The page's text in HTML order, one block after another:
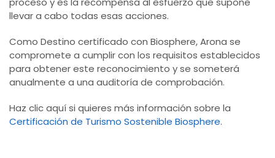
llevar a cabo todas esas acciones.
Como Destino certificado con Biosphere, Arona se
compromete a cumplir con los requisitos establecidos
para obtener este reconocimiento y se someterá
anualmente a una auditoría de comprobación.
Haz clic aquí si quieres más información sobre la
Certificación de Turismo Sostenible Biosphere.